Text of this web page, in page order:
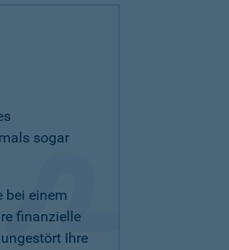
sogar
bei einem
finanzielle
Ihre